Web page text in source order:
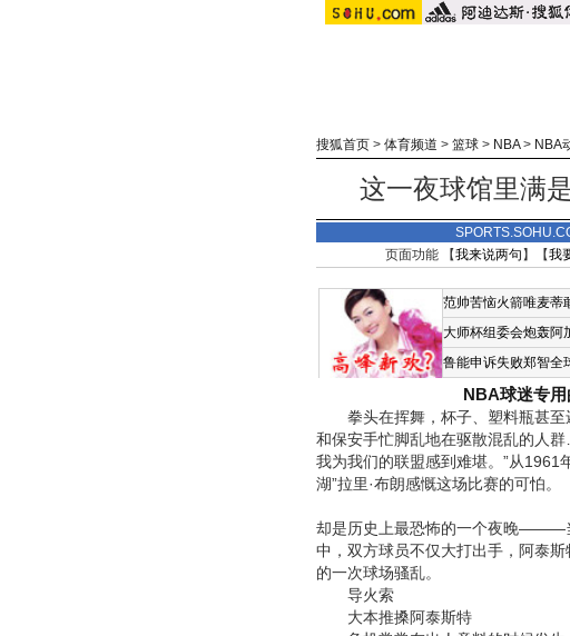
搜狐首页> 体育频道 > 篮球> NBA> NBA
这一夜球馆里满
页面功能 【我来说两句 】【我
范帅苦恼火箭唯麦蒂
大师杯组委会炮轰阿
鲁能申诉失败郑智全
NBA球迷专
拳头在挥舞，杯子、塑料瓶甚至
和保安手忙脚乱地在驱散混乱的人
我为我们的联盟感到难堪。”从1961
湖”拉里·布朗感慨这场比赛的可怕。
却是历史上最恐怖的一个夜晚———
中，双方球员不仅大打出手，阿泰
的一次球场骚乱。
导火索
大本推搡阿泰斯特